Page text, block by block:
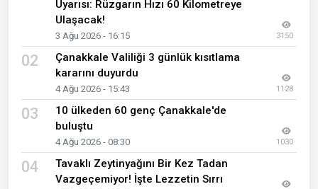
Uyarısı: Rüzgarın Hızı 60 Kilometreye
Ulaşacak!
3 Ağu 2026 - 16:15 3150
02
Çanakkale Valiliği 3 günlük kısıtlama
kararını duyurdu
4 Ağu 2026 - 15:43 1128
03
10 ülkeden 60 genç Çanakkale'de
buluştu
4 Ağu 2026 - 08:30 1030
04
Tavaklı Zeytinyağını Bir Kez Tadan
Vazgeçemiyor! İşte Lezzetin Sırrı